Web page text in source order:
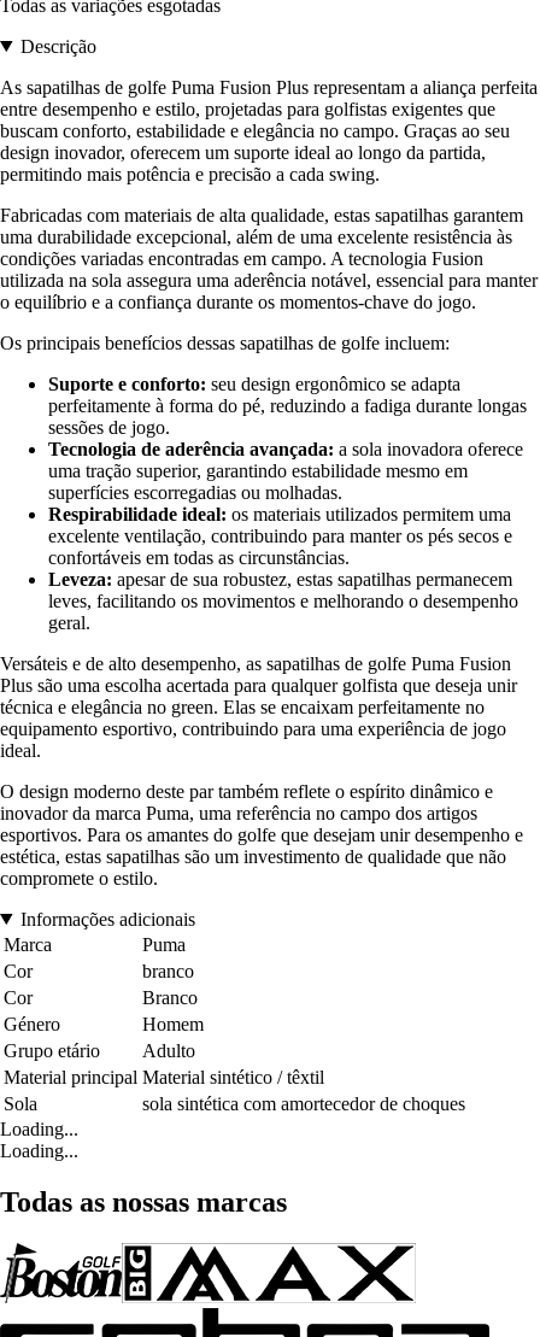
Todas as variações esgotadas
Descrição
As sapatilhas de golfe Puma Fusion Plus representam a aliança perfeita
entre desempenho e estilo, projetadas para golfistas exigentes que
buscam conforto, estabilidade e elegância no campo. Graças ao seu
design inovador, oferecem um suporte ideal ao longo da partida,
permitindo mais potência e precisão a cada swing.
Fabricadas com materiais de alta qualidade, estas sapatilhas garantem
uma durabilidade excepcional, além de uma excelente resistência às
condições variadas encontradas em campo. A tecnologia Fusion
utilizada na sola assegura uma aderência notável, essencial para manter
o equilíbrio e a confiança durante os momentos-chave do jogo.
Os principais benefícios dessas sapatilhas de golfe incluem:
Suporte e conforto: seu design ergonômico se adapta
perfeitamente à forma do pé, reduzindo a fadiga durante longas
sessões de jogo.
Tecnologia de aderência avançada: a sola inovadora oferece
uma tração superior, garantindo estabilidade mesmo em
superfícies escorregadias ou molhadas.
Respirabilidade ideal: os materiais utilizados permitem uma
excelente ventilação, contribuindo para manter os pés secos e
confortáveis em todas as circunstâncias.
Leveza: apesar de sua robustez, estas sapatilhas permanecem
leves, facilitando os movimentos e melhorando o desempenho
geral.
Versáteis e de alto desempenho, as sapatilhas de golfe Puma Fusion
Plus são uma escolha acertada para qualquer golfista que deseja unir
técnica e elegância no green. Elas se encaixam perfeitamente no
equipamento esportivo, contribuindo para uma experiência de jogo
ideal.
O design moderno deste par também reflete o espírito dinâmico e
inovador da marca Puma, uma referência no campo dos artigos
esportivos. Para os amantes do golfe que desejam unir desempenho e
estética, estas sapatilhas são um investimento de qualidade que não
compromete o estilo.
Informações adicionais
Marca
Puma
Cor
branco
Cor
Branco
Género
Homem
Grupo etário
Adulto
Material principal Material sintético / têxtil
Sola
sola sintética com amortecedor de choques
Loading...
Loading...
Todas as nossas marcas